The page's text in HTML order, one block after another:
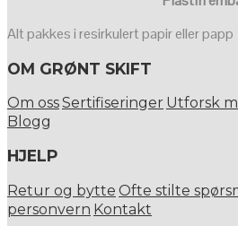
Alt pakkes i resirkulert papir eller papp
OM GRØNT SKIFT
Om ossSertifiseringer Utforsk
Blogg
HJELP
Retur og bytte Ofte stilte
personvern Kontakt